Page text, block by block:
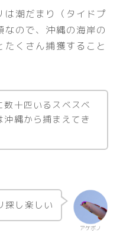
は潮だまり（タイドプ
ので、沖縄の海岸の
くさん捕獲すること
数十匹いるスベスベ
沖縄から捕まえてき
アケボノ
探し楽しい